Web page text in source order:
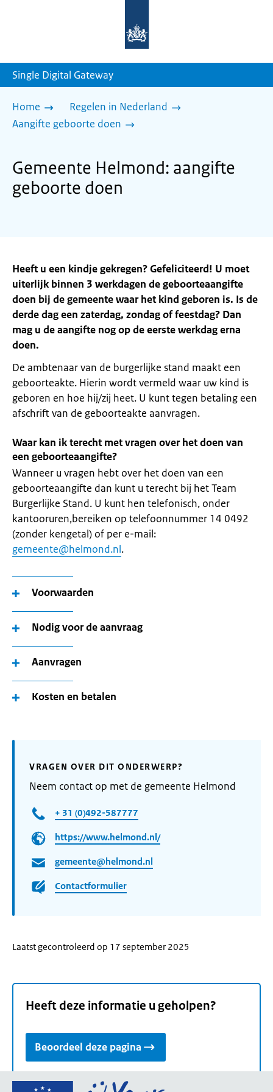
homepage
Single Digital Gateway
Home
Regelen in Nederland
Aangifte geboorte doen
Gemeente Helmond: aangifte
geboorte doen
Heeft u een kindje gekregen? Gefeliciteerd! U moet
uiterlijk binnen 3 werkdagen de geboorteaangifte
doen bij de gemeente waar het kind geboren is. Is de
derde dag een zaterdag, zondag of feestdag? Dan
mag u de aangifte nog op de eerste werkdag erna
doen.
De ambtenaar van de burgerlijke stand maakt een
geboorteakte. Hierin wordt vermeld waar uw kind is
geboren en hoe hij/zij heet. U kunt tegen betaling een
afschrift van de geboorteakte aanvragen.
Waar kan ik terecht met vragen over het doen van
een geboorteaangifte?
Wanneer u vragen hebt over het doen van een
geboorteaangifte dan kunt u terecht bij het Team
Burgerlijke Stand. U kunt hen telefonisch, onder
kantooruren,bereiken op telefoonnummer 14 0492
(zonder kengetal) of per e-mail:
gemeente@helmond.nl.
Voorwaarden
Nodig voor de aanvraag
Aanvragen
Kosten en betalen
VRAGEN OVER DIT ONDERWERP?
Neem contact op met de gemeente Helmond
+ 31 (0)492-587777
https://www.helmond.nl/
gemeente@helmond.nl
Contactformulier
Laatst gecontroleerd op 17 september 2025
Heeft deze informatie u geholpen?
Beoordeel deze pagina
Ga